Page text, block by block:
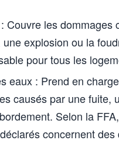
Couvre les dommages
une explosion ou la
pour tous les
eaux : Prend en
causés par une fuite,
Selon la
concernent des